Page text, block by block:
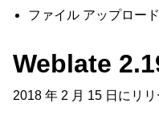
ファイル アップロー
Weblate
2018 年 2 月 15 日にリリ